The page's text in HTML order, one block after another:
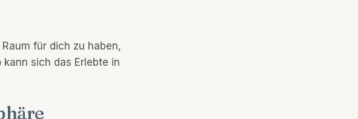
für dich zu haben,
sich das Erlebte in